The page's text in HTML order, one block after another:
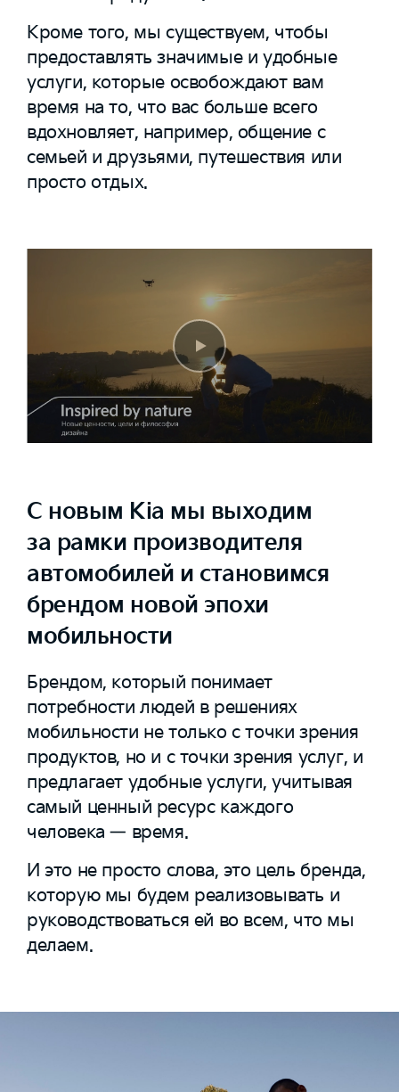
Кроме того, мы существуем, чтобы
предоставлять значимые и удобные
услуги, которые освобождают вам
время на то, что вас больше всего
вдохновляет, например, общение с
семьей и друзьями, путешествия или
просто отдых.
С новым Kia мы выходим
за рамки производителя
автомобилей и становимся
брендом новой эпохи
мобильности
Брендом, который понимает
потребности людей в решениях
мобильности не только с точки зрения
продуктов, но и с точки зрения услуг, и
предлагает удобные услуги, учитывая
самый ценный ресурс каждого
человека — время.
И это не просто слова, это цель бренда,
которую мы будем реализовывать и
руководствоваться ей во всем, что мы
делаем.